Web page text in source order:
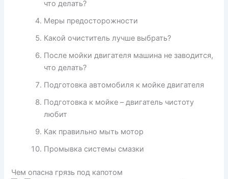
что делать?
Меры предосторожности
Какой очиститель лучше выбрать?
После мойки двигателя машина не заводится,
что делать?
Подготовка автомобиля к мойке двигателя
Подготовка к мойке – двигатель чистоту
любит
Как правильно мыть мотор
Промывка системы смазки
Чем опасна грязь под капотом